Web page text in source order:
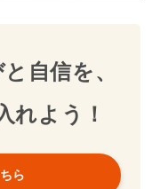
自信を、
れよう！
ら